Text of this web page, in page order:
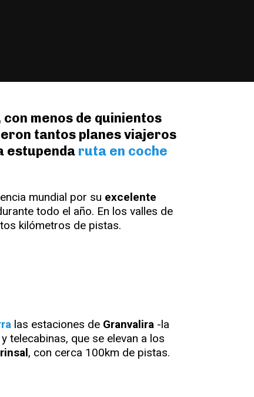
menos de quinientos
tantos planes viajeros
estupenda ruta en coche
mundial por su excelente
todo el año. En los valles de
kilómetros de pistas.
las estaciones de Granvalira -la
telecabinas, que se elevan a los
, con cerca 100km de pistas.